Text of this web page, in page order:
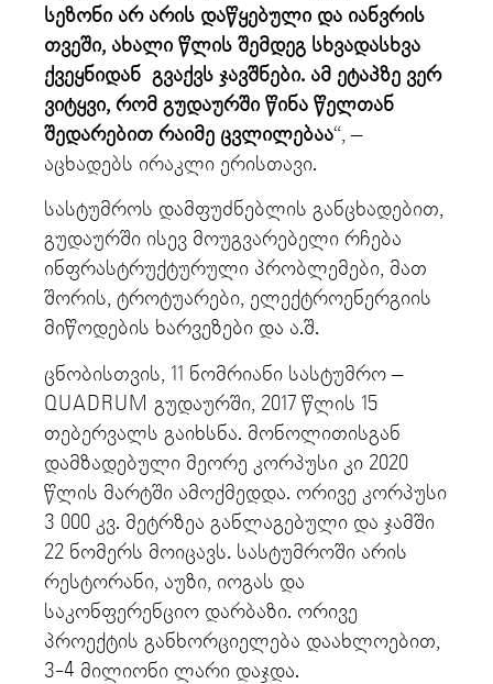
სეზონი არ არის დაწყებული და იანვრის
თვეში, ახალი წლის შემდეგ სხვადასხვა
ქვეყნიდან გვაქვს ჯავშნები. ამ ეტაპზე ვერ
ვიტყვი, რომ გუდაურში წინა წელთან
შედარებით რაიმე ცვლილებაა“, –
აცხადებს ირაკლი ერისთავი.
სასტუმროს დამფუძნებლის განცხადებით,
გუდაურში ისევ მოუგვარებელი რჩება
ინფრასტრუქტურული პრობლემები, მათ
შორის, ტროტუარები, ელექტროენერგიის
მიწოდების ხარვეზები და ა.შ.
ცნობისთვის, 11 ნომრიანი სასტუმრო –
QUADRUM გუდაურში, 2017 წლის 15
თებერვალს გაიხსნა. მონოლითისგან
დამზადებული მეორე კორპუსი კი 2020
წლის მარტში ამოქმედდა. ორივე კორპუსი
3 000 კვ. მეტრზეა განლაგებული და ჯამში
22 ნომერს მოიცავს. სასტუმროში არის
რესტორანი, აუზი, იოგას და
საკონფერენციო დარბაზი. ორივე
პროექტის განხორციელება დაახლოებით,
3-4 მილიონი ლარი დაჯდა.